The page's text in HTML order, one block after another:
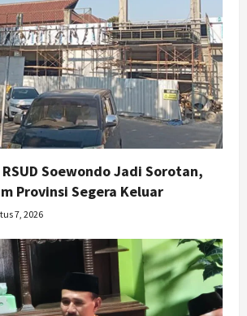
Soewondo Jadi Sorotan,
Provinsi Segera Keluar
7, 2026